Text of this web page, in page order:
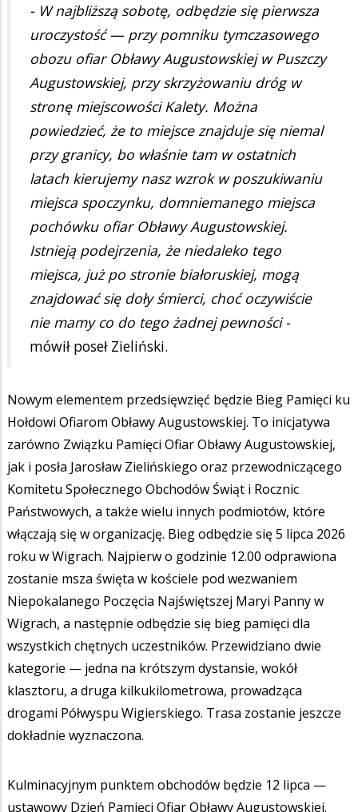
- W najbliższą sobotę, odbędzie się pierwsza
uroczystość — przy pomniku tymczasowego
obozu ofiar Obławy Augustowskiej w Puszczy
Augustowskiej, przy skrzyżowaniu dróg w
stronę miejscowości Kalety. Można
powiedzieć, że to miejsce znajduje się niemal
przy granicy, bo właśnie tam w ostatnich
latach kierujemy nasz wzrok w poszukiwaniu
miejsca spoczynku, domniemanego miejsca
pochówku ofiar Obławy Augustowskiej.
Istnieją podejrzenia, że niedaleko tego
miejsca, już po stronie białoruskiej, mogą
znajdować się doły śmierci, choć oczywiście
nie mamy co do tego żadnej pewności -
mówił poseł Zieliński.
Nowym elementem przedsięwzięć będzie Bieg Pamięci ku
Hołdowi Ofiarom Obławy Augustowskiej. To inicjatywa
zarówno Związku Pamięci Ofiar Obławy Augustowskiej,
jak i posła Jarosław Zielińskiego oraz przewodniczącego
Komitetu Społecznego Obchodów Świąt i Rocznic
Państwowych, a także wielu innych podmiotów, które
włączają się w organizację. Bieg odbędzie się 5 lipca 2026
roku w Wigrach. Najpierw o godzinie 12.00 odprawiona
zostanie msza święta w kościele pod wezwaniem
Niepokalanego Poczęcia Najświętszej Maryi Panny w
Wigrach, a następnie odbędzie się bieg pamięci dla
wszystkich chętnych uczestników. Przewidziano dwie
kategorie — jedna na krótszym dystansie, wokół
klasztoru, a druga kilkukilometrowa, prowadząca
drogami Półwyspu Wigierskiego. Trasa zostanie jeszcze
dokładnie wyznaczona.
Kulminacyjnym punktem obchodów będzie 12 lipca —
ustawowy Dzień Pamięci Ofiar Obławy Augustowskiej.